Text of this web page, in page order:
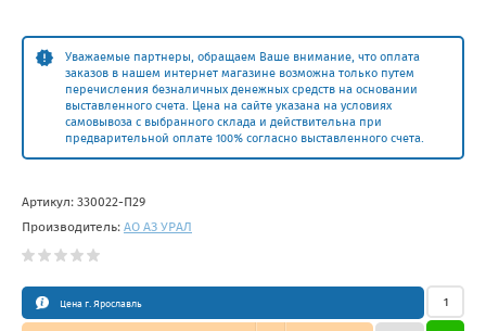
Уважаемые партнеры, обращаем Ваше внимание, что оплата
заказов в нашем интернет магазине возможна только путем
перечисления безналичных денежных средств на основании
выставленного счета. Цена на сайте указана на условиях
самовывоза с выбранного склада и действительна при
предварительной оплате 100% согласно выставленного счета.
Артикул: 330022-П29
Производитель: АО АЗ УРАЛ
Цена г. Ярославль